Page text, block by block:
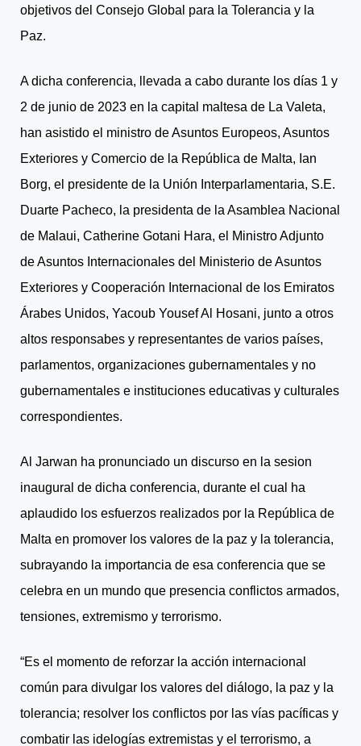
objetivos del Consejo Global para la Tolerancia y la
Paz.
A dicha conferencia, llevada a cabo durante los días 1 y
2 de junio de 2023 en la capital maltesa de La Valeta,
han asistido el ministro de Asuntos Europeos, Asuntos
Exteriores y Comercio de la República de Malta, Ian
Borg, el presidente de la Unión Interparlamentaria, S.E.
Duarte Pacheco, la presidenta de la Asamblea Nacional
de Malaui, Catherine Gotani Hara, el Ministro Adjunto
de Asuntos Internacionales del Ministerio de Asuntos
Exteriores y Cooperación Internacional de los Emiratos
Árabes Unidos, Yacoub Yousef Al Hosani, junto a otros
altos responsabes y representantes de varios países,
parlamentos, organizaciones gubernamentales y no
gubernamentales e instituciones educativas y culturales
correspondientes.
Al Jarwan ha pronunciado un discurso en la sesion
inaugural de dicha conferencia, durante el cual ha
aplaudido los esfuerzos realizados por la República de
Malta en promover los valores de la paz y la tolerancia,
subrayando la importancia de esa conferencia que se
celebra en un mundo que presencia conflictos armados,
tensiones, extremismo y terrorismo.
“Es el momento de reforzar la acción internacional
común para divulgar los valores del diálogo, la paz y la
tolerancia; resolver los conflictos por las vías pacíficas y
combatir las idelogías extremistas y el terrorismo, a